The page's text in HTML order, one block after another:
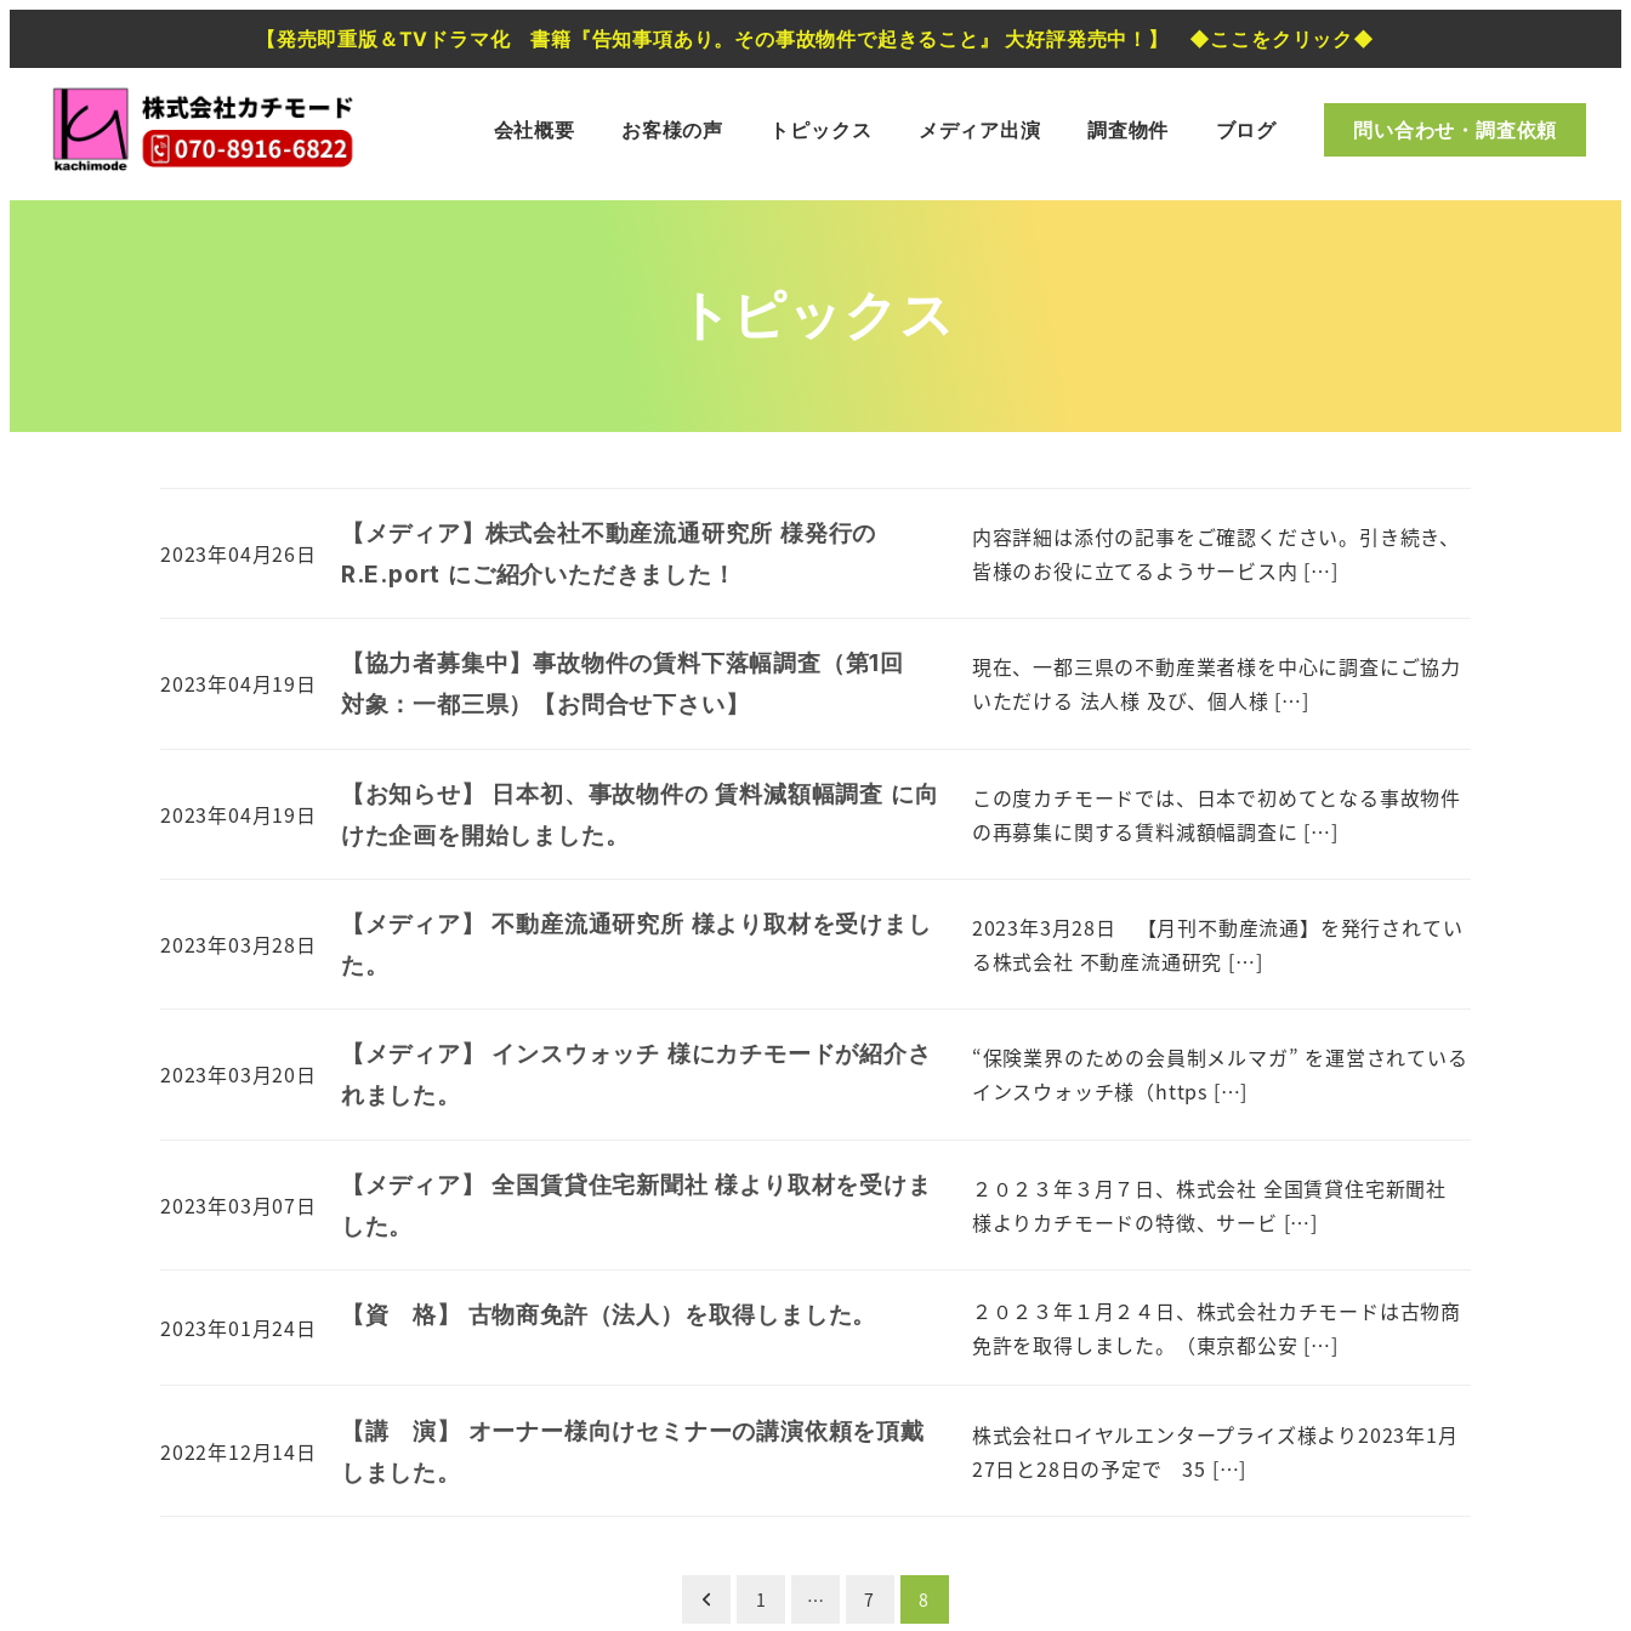
【発売即重版＆TVドラマ化 書籍『告知事項あり。その事故物件で起きること』 大好評発売中！】 ◆ここをクリック◆
会社概要 お客様の声 トピックス メディア出演 調査物件 ブログ 問い合わせ・調査依頼
トピックス
【メディア】株式会社不動産流通研究所 様発行の
R.E.port にご紹介いただきました！
内容詳細は添付の記事をご確認ください。引き続き、
皆様のお役に立てるようサービス内 […]
2023年04月26日
【協力者募集中】事故物件の賃料下落幅調査（第1回
対象：一都三県）【お問合せ下さい】
現在、一都三県の不動産業者様を中心に調査にご協力
いただける 法人様 及び、個人様 […]
2023年04月19日
【お知らせ】 日本初、事故物件の 賃料減額幅調査 に向
けた企画を開始しました。
この度カチモードでは、日本で初めてとなる事故物件
の再募集に関する賃料減額幅調査に […]
2023年04月19日
【メディア】 不動産流通研究所 様より取材を受けまし
た。
2023年3月28日 【月刊不動産流通】を発行されてい
る株式会社 不動産流通研究 […]
2023年03月28日
【メディア】 インスウォッチ 様にカチモードが紹介さ
れました。
“保険業界のための会員制メルマガ” を運営されている
インスウォッチ様（https […]
2023年03月20日
【メディア】 全国賃貸住宅新聞社 様より取材を受けま
した。
２０２３年３月７日、株式会社 全国賃貸住宅新聞社
様よりカチモードの特徴、サービ […]
2023年03月07日
【資 格】 古物商免許（法人）を取得しました。
２０２３年１月２４日、株式会社カチモードは古物商
免許を取得しました。（東京都公安 […]
2023年01月24日
【講 演】 オーナー様向けセミナーの講演依頼を頂戴
しました。
株式会社ロイヤルエンタープライズ様より2023年1月
27日と28日の予定で 35 […]
2022年12月14日
1 … 7 8